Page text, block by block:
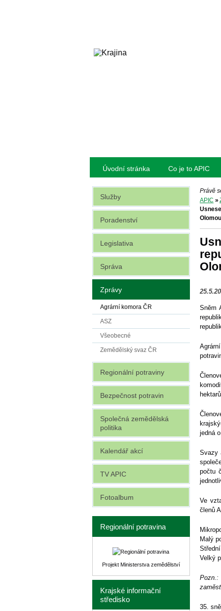
Úvodní stránka Co je to APIC
Právě
APIC »
Sněm
jedná
Svazy
počtu
Ve
členů
Malý
Velký
Pozn.:
35.
Služby
Poradenství
Legislativa
Správa
Zprávy
Agrární komora ČR
ASZ
Všeobecné
Zemědělský svaz ČR
Regionální potraviny
Bezpečnost potravin
Společná zemědělská
politika
Kalendář akcí
TV APIC
Fotoalbum
Regionální potravina
Projekt Ministerstva zemědělství
Krajské informační
středisko